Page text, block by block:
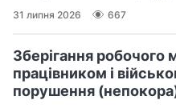
31 липня 2026 667
Зберігання робочого
працівником і
порушення